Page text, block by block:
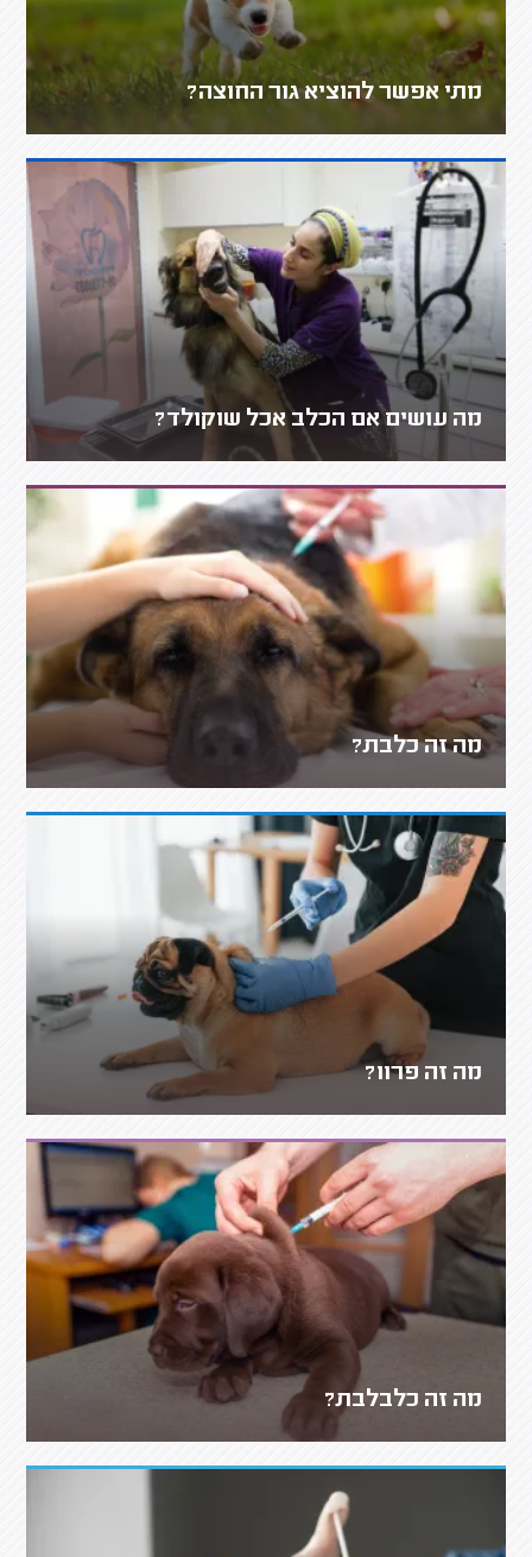
מתי אפשר להוציא גור החוצה?
מה עושים אם הכלב אכל שוקולד?
מה זה כלבת?
מה זה פרוו?
מה זה כלבלבת?